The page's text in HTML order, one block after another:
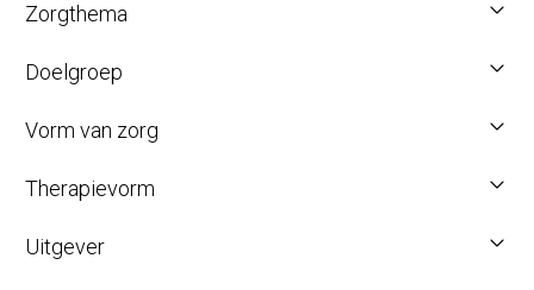
Zorgthema
Doelgroep
Vorm van zorg
Therapievorm
Uitgever